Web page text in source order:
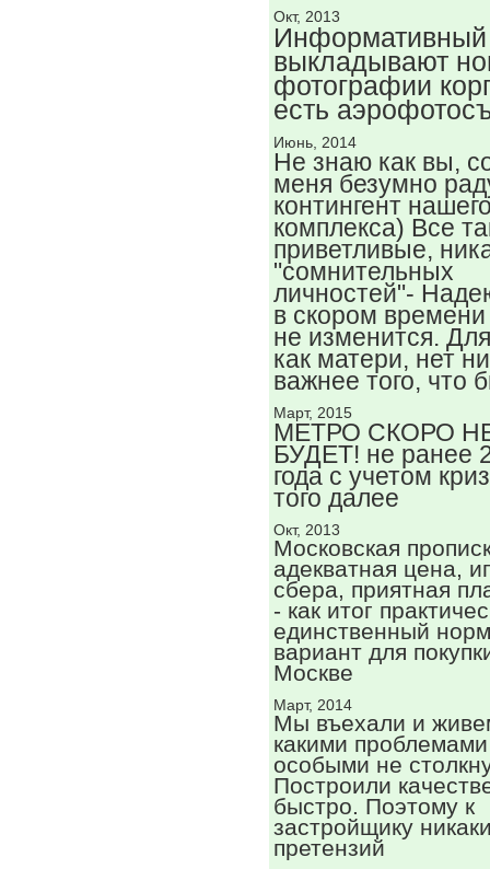
Окт, 2013
Информативный
выкладывают
фотографии
есть
Июнь, 2014
Не знаю как вы,
меня безумно
контингент
комплекса) Все
приветливые,
"сомнительных
личностей"-
в скором времени
не изменится.
как матери, нет
важнее того, что
Март, 2015
МЕТРО СКОРО
БУДЕТ! не ранее
года с учетом
того далее
Окт, 2013
Московская
адекватная цена,
сбера, приятная
- как итог
единственный
вариант для
Москве
Март, 2014
Мы въехали и
какими проблемами
особыми не
Построили
быстро. Поэтому к
застройщику
претензий